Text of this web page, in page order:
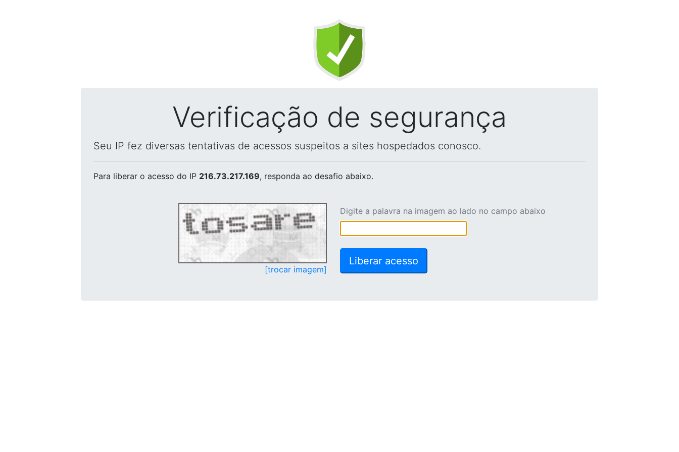
Verificação de segurança
Seu IP fez diversas tentativas de acessos suspeitos a sites hospedados conosco.
Para liberar o acesso do IP 216.73.217.169, responda ao desafio abaixo.
[trocar imagem]
Digite a palavra na imagem ao lado no campo abaixo